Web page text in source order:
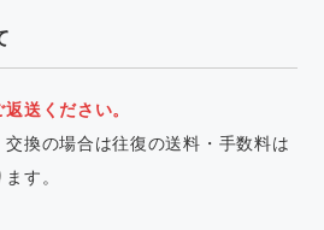
送ください。
換の場合は往復の送料・手数料は
す。